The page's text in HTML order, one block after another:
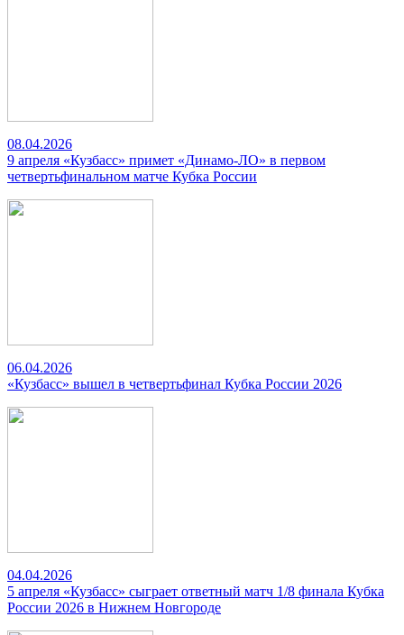
08.04.2026
9 апреля «Кузбасс» примет «Динамо-ЛО» в первом
четвертьфинальном матче Кубка России
06.04.2026
«Кузбасс» вышел в четвертьфинал Кубка России 2026
04.04.2026
5 апреля «Кузбасс» сыграет ответный матч 1/8 финала Кубка
России 2026 в Нижнем Новгороде